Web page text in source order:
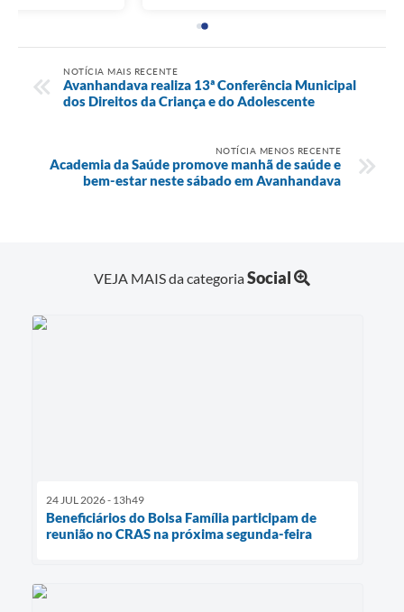
NOTÍCIA MAIS RECENTE
Avanhandava realiza 13ª Conferência Municipal
dos Direitos da Criança e do Adolescente
NOTÍCIA MENOS RECENTE
Academia da Saúde promove manhã de saúde e
bem-estar neste sábado em Avanhandava
VEJA MAIS da categoriaSocial
24 JUL 2026 - 13h49
Beneficiários do Bolsa Família participam de
reunião no CRAS na próxima segunda-feira